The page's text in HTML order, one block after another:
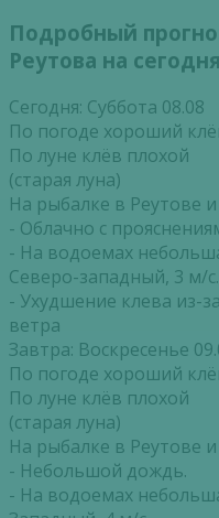
Подробный
Реутова на
Сегодня: Суббота 08.08
По погоде хороший
По луне клёв плохой
(старая луна)
На рыбалке в Реутове и
- Облачно с
- На водоемах
Северо-западный, 3 м/с.
- Ухудшение клева из-
ветра
Завтра: Воскресенье
По погоде хороший
По луне клёв плохой
(старая луна)
На рыбалке в Реутове и
- Небольшой дождь.
- На водоемах